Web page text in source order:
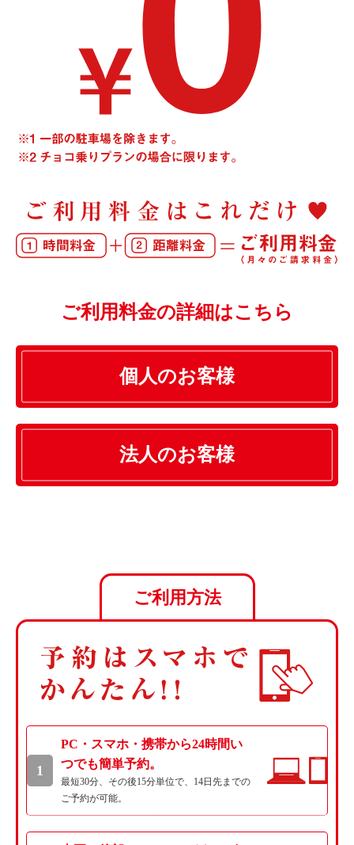
ご利用料金の詳細はこちら
個人のお客様
法人のお客様
ご利用方法
1
PC・スマホ・携帯から24時間い
つでも簡単予約。
最短30分、その後15分単位で、14日先までの
ご予約が可能。